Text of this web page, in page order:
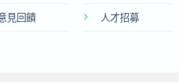
見回饋 人才招募